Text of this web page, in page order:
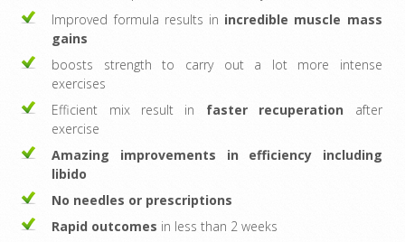
Improved formula results in incredible muscle mass
gains
boosts strength to carry out a lot more intense
exercises
Efficient mix result in faster recuperation after
exercise
Amazing improvements in efficiency including
libido
No needles or prescriptions
Rapid outcomes in less than 2 weeks